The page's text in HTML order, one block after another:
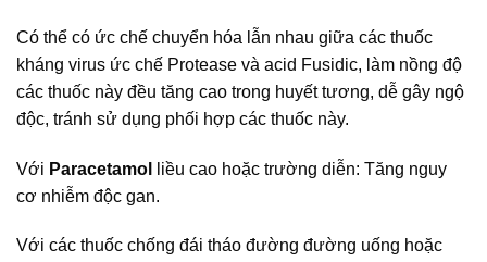
Có thể có ức chế chuyển hóa lẫn nhau giữa các thuốc
kháng virus ức chế Protease và acid Fusidic, làm nồng độ
các thuốc này đều tăng cao trong huyết tương, dễ gây ngộ
độc, tránh sử dụng phối hợp các thuốc này.
Với Paracetamol
liều cao hoặc trường diễn: Tăng nguy
cơ nhiễm độc gan.
Với các thuốc chống đái tháo đường đường uống hoặc